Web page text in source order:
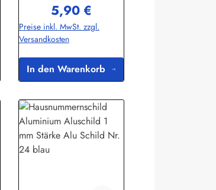
Binikowski e.K.Meddenwarf
1a22457
Hamburginfo@buddel.de
Regulärer Preis:
5,90 €
Preise inkl. MwSt. zzgl.
Versandkosten
In den Warenkorb